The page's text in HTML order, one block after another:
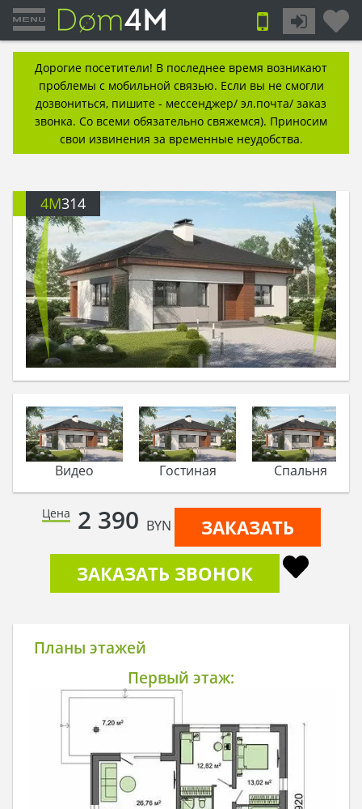
Дорогие посетители! В последнее время возникают
проблемы с мобильной связью. Если вы не смогли
дозвониться, пишите - мессенджер/ эл.почта/ заказ
звонка. Со всеми обязательно свяжемся). Приносим
свои извинения за временные неудобства.
4M314
Видео Гостиная Спальня
Цена 2 390 BYN
ЗАКАЗАТЬ
ЗАКАЗАТЬ ЗВОНОК
Планы этажей
Первый этаж: